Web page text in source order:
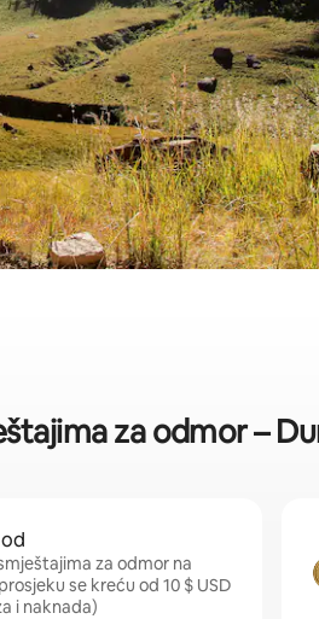
za odmor –
za odmor na
se kreću od 10 $ USD
i naknada)